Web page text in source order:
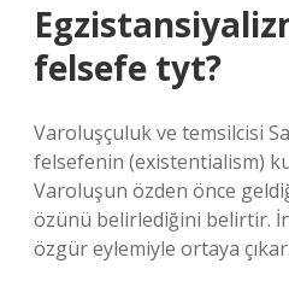
felsefe tyt?
Varoluşçuluk ve temsilcisi
felsefenin (existentialism)
Varoluşun özden önce
özünü belirlediğini belirtir.
özgür eylemiyle ortaya çıkar.